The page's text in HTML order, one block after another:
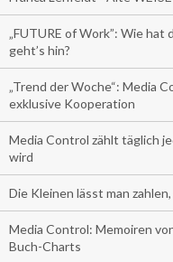
„FUTURE of Work”: Wie
geht’s hin?
„Trend der Woche“: Media
exklusive Kooperation
Media Control zählt täglich
wird
Die Kleinen lässt man
Media Control: Memoiren
Buch-Charts